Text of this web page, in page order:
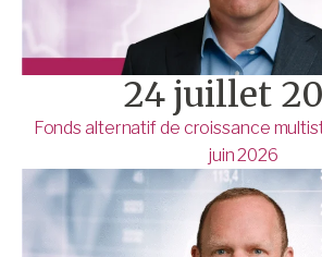
24 juillet
Fonds alternatif de croissance
juin 2026